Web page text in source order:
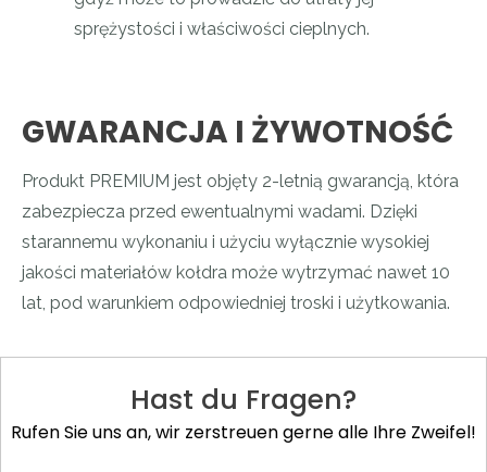
sprężystości i właściwości cieplnych.
GWARANCJA I ŻYWOTNOŚĆ
Produkt PREMIUM jest objęty 2-letnią gwarancją, która
zabezpiecza przed ewentualnymi wadami. Dzięki
starannemu wykonaniu i użyciu wyłącznie wysokiej
jakości materiałów kołdra może wytrzymać nawet 10
lat, pod warunkiem odpowiedniej troski i użytkowania.
Hast du Fragen?
Rufen Sie uns an, wir zerstreuen gerne alle Ihre Zweifel!